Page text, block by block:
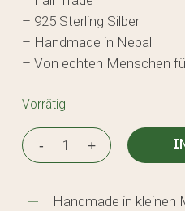
– 925 Sterling Silber
– Handmade in Nepal
– Von echten Menschen
Vorrätig
Handmade in kleinen